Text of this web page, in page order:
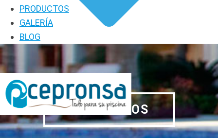
PRODUCTOS
GALERÍA
BLOG
PRODUCTOS